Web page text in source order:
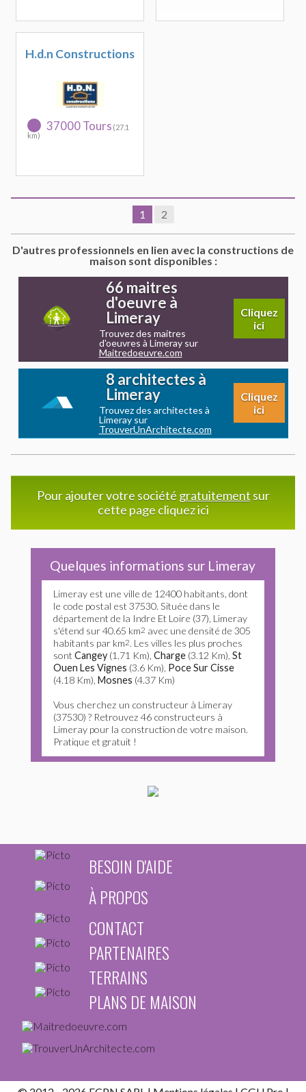
H.d.n Constructions
37000 Tours (27.1
km)
1 2
D'autres professionnels en lien avec la constructions de
maison sont disponibles :
66 maitres
d'oeuvre à
Limeray
Trouvez des maitres
d'oeuvres à Limeray sur
Maitredoeuvre.com
Cliquez
ici
8 architectes à
Limeray
Trouvez des architectes à
Limeray sur
TrouverUnArchitecte.com
Cliquez
ici
Pour ajouter votre société gratuitement sur
cette page cliquez ici
Quelques informations sur Limeray
Limeray est une ville de 12400 habitants, dont
le code postal est 37530. Située dans le
département de la Indre Et Loire (37), Limeray
s'étend sur 40.65 km2 avec une densité de 305
habitants par km2. Les villes les plus proches
sontCangey (1.71 Km),Charge (3.12 Km),St
Ouen Les Vignes (3.6 Km), Poce Sur Cisse
(4.18 Km),Mosnes (4.37 Km)
Vous cherchez un constructeur à Limeray
(37530) ? Retrouvez 46 constructeurs à
Limeray pour la construction de votre maison.
Pratique et gratuit !
BESOIN D'AIDE
À PROPOS
CONTACT
PARTENAIRES
TERRAINS
PLANS DE MAISON